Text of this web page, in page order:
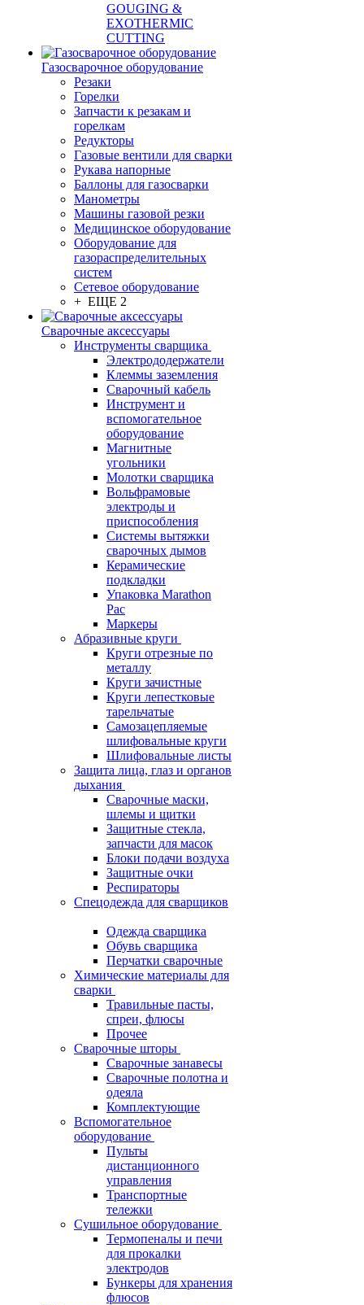
GOUGING &
EXOTHERMIC
CUTTING
Газосварочное оборудование
Резаки
Горелки
Запчасти к резакам и
горелкам
Редукторы
Газовые вентили для сварки
Рукава напорные
Баллоны для газосварки
Манометры
Машины газовой резки
Медицинское оборудование
Оборудование для
газораспределительных
систем
Сетевое оборудование
+ ЕЩЕ 2
Сварочные аксессуары
Инструменты сварщика
Электрододержатели
Клеммы заземления
Сварочный кабель
Инструмент и
вспомогательное
оборудование
Магнитные
угольники
Молотки сварщика
Вольфрамовые
электроды и
приспособления
Системы вытяжки
сварочных дымов
Керамические
подкладки
Упаковка Marathon
Pac
Маркеры
Абразивные круги
Круги отрезные по
металлу
Круги зачистные
Круги лепестковые
тарельчатые
Самозацепляемые
шлифовальные круги
Шлифовальные листы
Защита лица, глаз и органов
дыхания
Сварочные маски,
шлемы и щитки
Защитные стекла,
запчасти для масок
Блоки подачи воздуха
Защитные очки
Респираторы
Спецодежда для сварщиков
Одежда сварщика
Обувь сварщика
Перчатки сварочные
Химические материалы для
сварки
Травильные пасты,
спреи, флюсы
Прочее
Сварочные шторы
Сварочные занавесы
Сварочные полотна и
одеяла
Комплектующие
Вспомогательное
оборудование
Пульты
дистанционного
управления
Транспортные
тележки
Сушильное оборудование
Термопеналы и печи
для прокалки
электродов
Бункеры для хранения
флюсов